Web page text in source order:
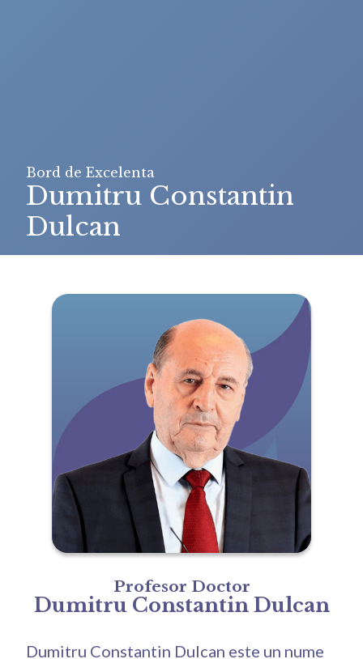
Bord de Excelenta
Dumitru Constantin
Dulcan
Profesor Doctor
Dumitru Constantin Dulcan
Dumitru Constantin Dulcan este un nume